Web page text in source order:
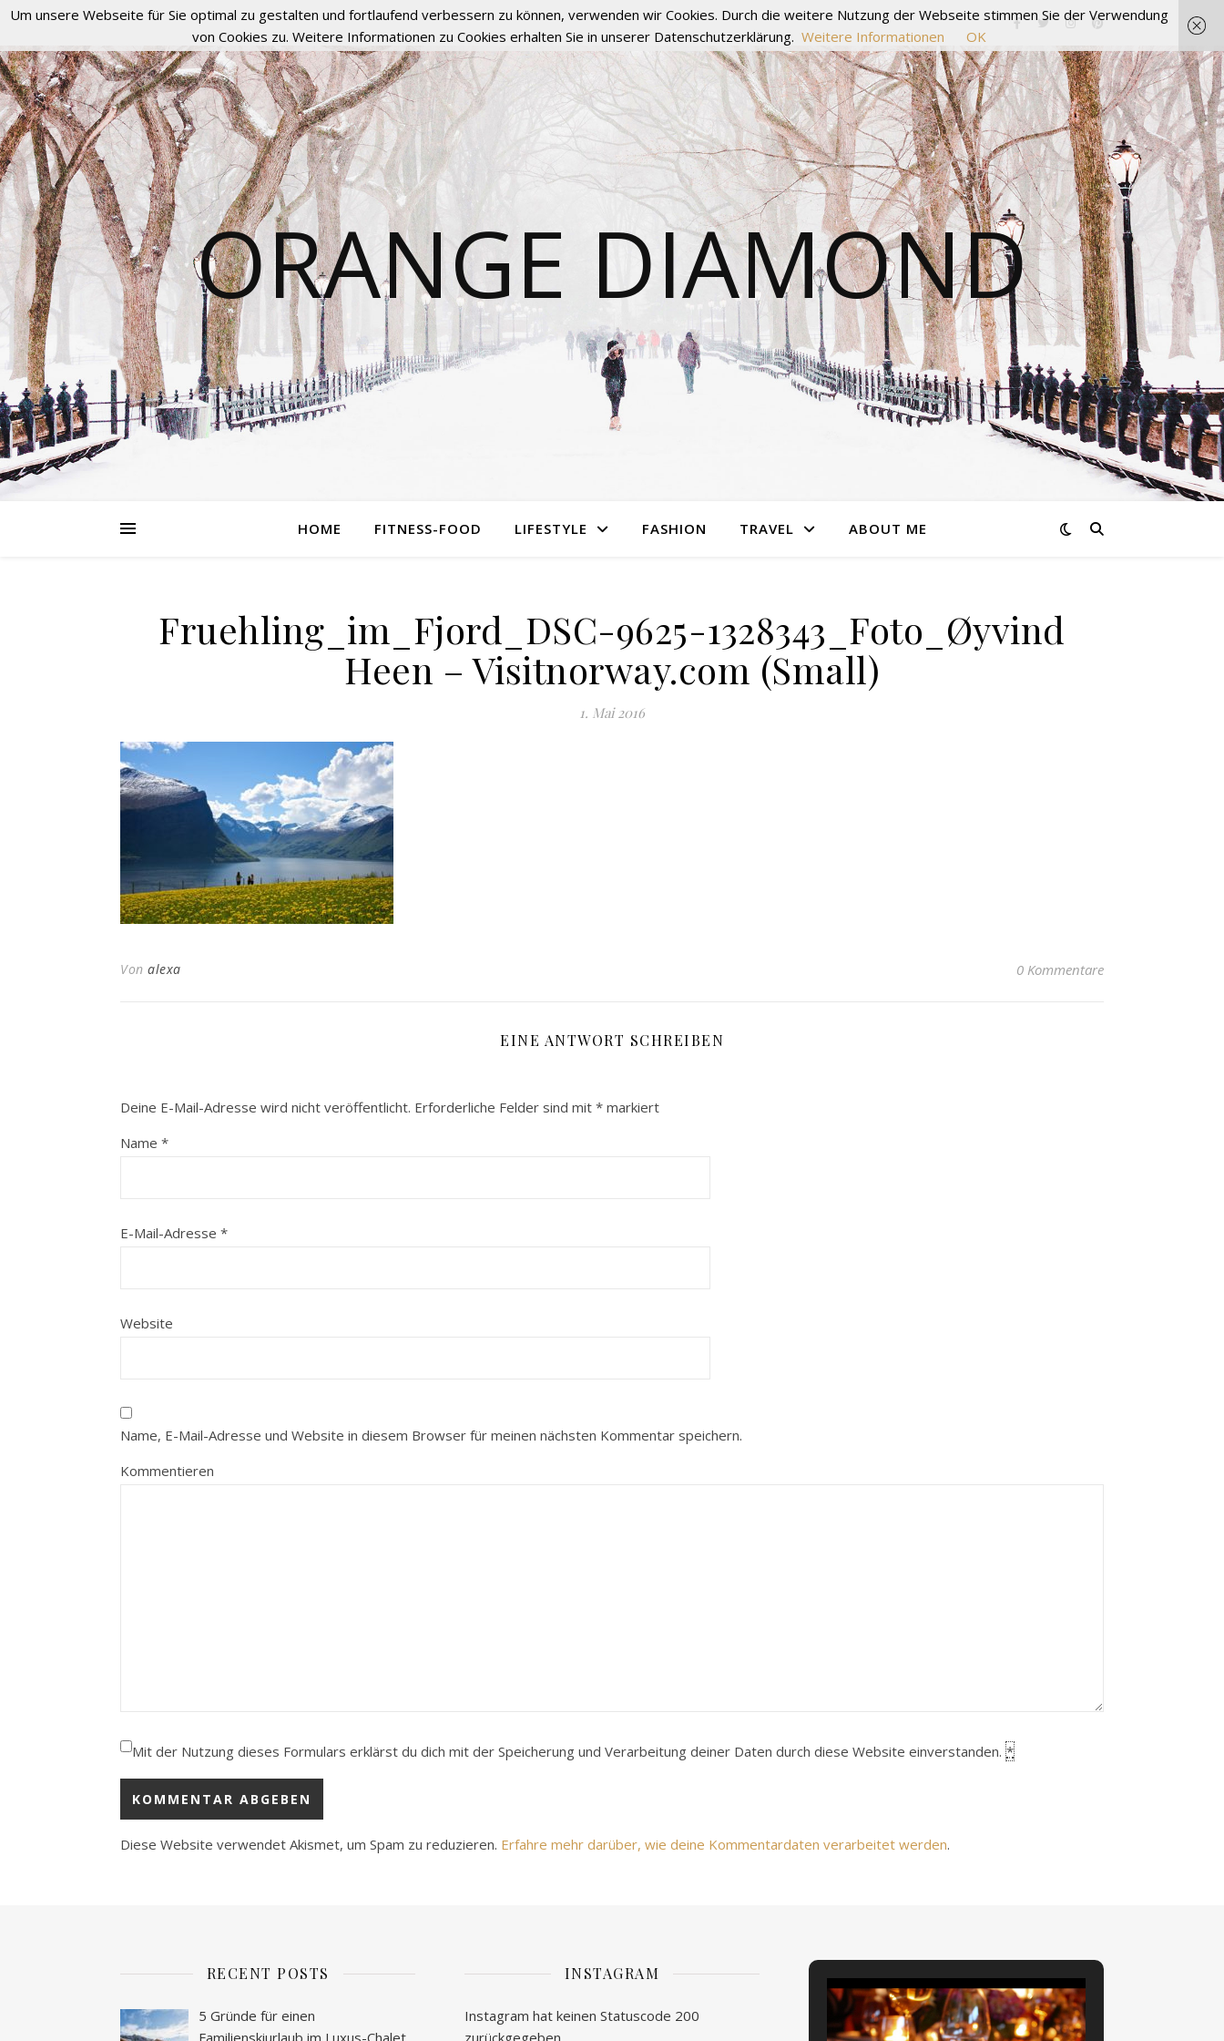
ORANGE DIAMOND
HOME FITNESS-FOOD LIFESTYLE FASHION TRAVEL ABOUT ME
Fruehling_im_Fjord_DSC-9625-1328343_Foto_Øyvind
Heen – Visitnorway.com (Small)
1. Mai 2016
Von alexa 0 Kommentare
EINE ANTWORT SCHREIBEN
Deine E-Mail-Adresse wird nicht veröffentlicht. Erforderliche Felder sind mit * markiert
Name *
E-Mail-Adresse *
Website
Name, E-Mail-Adresse und Website in diesem Browser für meinen nächsten Kommentar speichern.
Kommentieren
Mit der Nutzung dieses Formulars erklärst du dich mit der Speicherung und Verarbeitung deiner Daten durch diese Website einverstanden. *
Diese Website verwendet Akismet, um Spam zu reduzieren. Erfahre mehr darüber, wie deine Kommentardaten verarbeitet werden.
RECENT POSTS
5 Gründe für einen
Familienskiurlaub im Luxus-Chalet
INSTAGRAM
Instagram hat keinen Statuscode 200
zurückgegeben.
Um unsere Webseite für Sie optimal zu gestalten und fortlaufend verbessern zu können, verwenden wir Cookies. Durch die weitere Nutzung der Webseite stimmen Sie der Verwendung
von Cookies zu. Weitere Informationen zu Cookies erhalten Sie in unserer Datenschutzerklärung. Weitere Informationen OK